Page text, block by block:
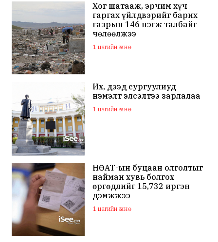
Хог шатааж, эрчим хүч
гаргах үйлдвэрийг барих
газрын 146 нэгж талбайг
чөлөөлжээ
1 цагийн өмнө
Их, дээд сургуулиуд
нэмэлт элсэлтээ зарлалаа
1 цагийн өмнө
НӨАТ-ын буцаан олголтыг
найман хувь болгох
өргөдлийг 15,732 иргэн
дэмжжээ
1 цагийн өмнө